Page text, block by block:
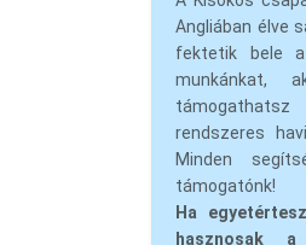
Angliában élve
fektetik bele
munkánkat,
rendszeres
Minden
támogatónk!
Ha
hasznosak